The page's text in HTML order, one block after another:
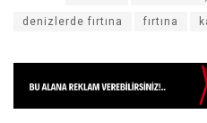
denizlerde fırtına fırtına